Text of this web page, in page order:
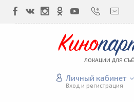
Кино
ЛОКАЦИИ ДЛЯ
Личный кабинет
Вход и регистрация